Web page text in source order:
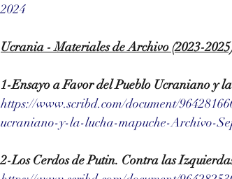
2024
Ucrania - Materiales de Archivo (2023-
1-Ensayo a Favor del Pueblo Ucraniano y
https://www.scribd.com/document/
ucraniano-y-la-lucha-mapuche-Archivo-
2-Los Cerdos de Putin. Contra las